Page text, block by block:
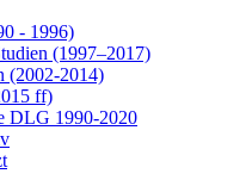
- 1996)
(1997–2017)
(2002-2014)
ff)
DLG 1990-2020